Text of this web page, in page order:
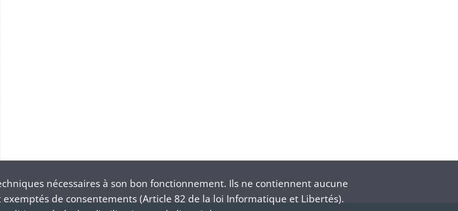
nécessaires à son bon fonctionnement. Ils ne contiennent aucune
de consentements (Article 82 de la loi Informatique et Libertés).